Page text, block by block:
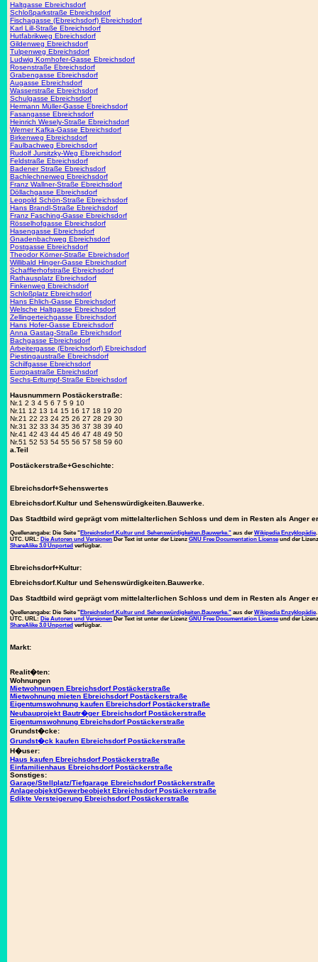
Haltgasse Ebreichsdorf
Schloßparkstraße Ebreichsdorf
Fischagasse (Ebreichsdorf) Ebreichsdorf
Karl Lill-Straße Ebreichsdorf
Hutfabrikweg Ebreichsdorf
Gildenweg Ebreichsdorf
Tulpenweg Ebreichsdorf
Ludwig Kornhofer-Gasse Ebreichsdorf
Rosenstraße Ebreichsdorf
Grabengasse Ebreichsdorf
Augasse Ebreichsdorf
Wasserstraße Ebreichsdorf
Schulgasse Ebreichsdorf
Hermann Müller-Gasse Ebreichsdorf
Fasangasse Ebreichsdorf
Heinrich Wesely-Straße Ebreichsdorf
Werner Kafka-Gasse Ebreichsdorf
Birkenweg Ebreichsdorf
Faulbachweg Ebreichsdorf
Rudolf Jursitzky-Weg Ebreichsdorf
Feldstraße Ebreichsdorf
Badener Straße Ebreichsdorf
Bachlechnerweg Ebreichsdorf
Franz Wallner-Straße Ebreichsdorf
Döllachgasse Ebreichsdorf
Leopold Schön-Straße Ebreichsdorf
Hans Brandl-Straße Ebreichsdorf
Franz Fasching-Gasse Ebreichsdorf
Rösselhofgasse Ebreichsdorf
Hasengasse Ebreichsdorf
Gnadenbachweg Ebreichsdorf
Postgasse Ebreichsdorf
Theodor Körner-Straße Ebreichsdorf
Willibald Hinger-Gasse Ebreichsdorf
Schafflerhofstraße Ebreichsdorf
Rathausplatz Ebreichsdorf
Finkenweg Ebreichsdorf
Schloßplatz Ebreichsdorf
Hans Ehlich-Gasse Ebreichsdorf
Welsche Haltgasse Ebreichsdorf
Zellingerteichgasse Ebreichsdorf
Hans Hofer-Gasse Ebreichsdorf
Anna Gastag-Straße Ebreichsdorf
Bachgasse Ebreichsdorf
Arbeitergasse (Ebreichsdorf) Ebreichsdorf
Piestingaustraße Ebreichsdorf
Schilfgasse Ebreichsdorf
Europastraße Ebreichsdorf
Sechs-Erltumpf-Straße Ebreichsdorf
Hausnummern Postäckerstraße:
Nr.1 2 3 4 5 6 7 5 9 10
Nr.11 12 13 14 15 16 17 18 19 20
Nr.21 22 23 24 25 26 27 28 29 30
Nr.31 32 33 34 35 36 37 38 39 40
Nr.41 42 43 44 45 46 47 48 49 50
Nr.51 52 53 54 55 56 57 58 59 60
a.Teil
Postäckerstraße+Geschichte:
Ebreichsdorf+Sehenswertes
Ebreichsdorf.Kultur und Sehenswürdigkeiten.Bauwerke.
Das Stadtbild wird geprägt vom mittelalterlichen Schloss und dem in Resten als Anger
Quellenangabe: Die Seite "Ebreichsdorf.Kultur und Sehenswürdigkeiten.Bauwerke."aus der Wikipedia Enzyklopädie
UTC. URL: Die Autoren und Versionen Der Text ist unter der Lizenz GNU Free Documentation Licenseund der
ShareAlike 3.0 Unported verfügbar.
Ebreichsdorf+Kultur:
Ebreichsdorf.Kultur und Sehenswürdigkeiten.Bauwerke.
Das Stadtbild wird geprägt vom mittelalterlichen Schloss und dem in Resten als Anger
Quellenangabe: Die Seite "Ebreichsdorf.Kultur und Sehenswürdigkeiten.Bauwerke."aus der Wikipedia Enzyklopädie
UTC. URL: Die Autoren und Versionen Der Text ist unter der Lizenz GNU Free Documentation Licenseund der
ShareAlike 3.0 Unported verfügbar.
Markt:
Realit�ten:
Wohnungen
Mietwohnungen Ebreichsdorf Postäckerstraße
Mietwohnung mieten Ebreichsdorf Postäckerstraße
Eigentumswohnung kaufen Ebreichsdorf Postäckerstraße
Neubauprojekt Bautr�ger Ebreichsdorf Postäckerstraße
Eigentumswohnung Ebreichsdorf Postäckerstraße
Grundst�cke:
Grundst�ck kaufen Ebreichsdorf Postäckerstraße
H�user:
Haus kaufen Ebreichsdorf Postäckerstraße
Einfamilienhaus Ebreichsdorf Postäckerstraße
Sonstiges:
Garage/Stellplatz/Tiefgarage Ebreichsdorf Postäckerstraße
Anlageobjekt/Gewerbeobjekt Ebreichsdorf Postäckerstraße
Edikte Versteigerung Ebreichsdorf Postäckerstraße